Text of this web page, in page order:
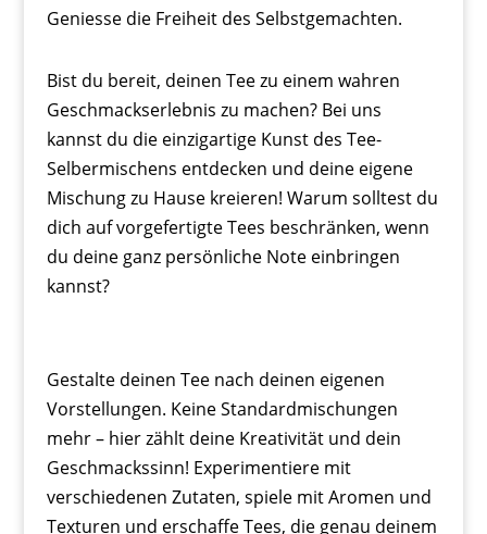
Geniesse die Freiheit des Selbstgemachten.
Bist du bereit, deinen Tee zu einem wahren
Geschmackserlebnis zu machen? Bei uns
kannst du die einzigartige Kunst des Tee-
Selbermischens entdecken und deine eigene
Mischung zu Hause kreieren! Warum solltest du
dich auf vorgefertigte Tees beschränken, wenn
du deine ganz persönliche Note einbringen
kannst?
Gestalte deinen Tee nach deinen eigenen
Vorstellungen. Keine Standardmischungen
mehr – hier zählt deine Kreativität und dein
Geschmackssinn! Experimentiere mit
verschiedenen Zutaten, spiele mit Aromen und
Texturen und erschaffe Tees, die genau deinem